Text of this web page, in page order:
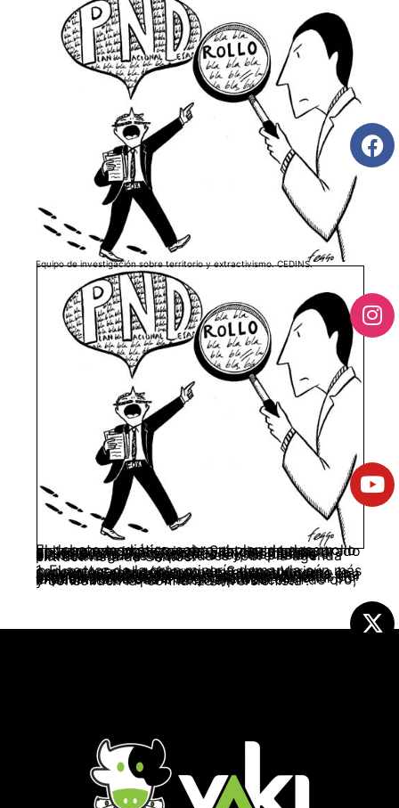
Equipo de investigación sobre territorio y extractivismo. CEDINS.
El debate mediático sobre el plan de desarrollo del segundo gobierno de Santos se ha centrado en los conocidos “micos” y la claridad de la apuesta por la profundización del modelo extractivista. Al observar con más detalle el articulado del proyecto de ley, es posible plantear algunas inquietudes sobre la agenda extractivista de Santos.
1. El sector de la gran minería demanda aún más concesiones al gobierno de Santos. Varios proyectos estratégicos para el sector como la Colosa o Santurbán han mostrado demoras en sus tiempos de ejecución. Lo que sumado a una coyuntura desfavorable a las inversiones especulativas (bajos precios internacionales del oro), permite pensar en el aumento de la presión corporativa en el gobierno nacional por la puesta en marcha de proyectos emblemáticos que inicien la producción de oro, y consoliden la “confianza inversionista”.